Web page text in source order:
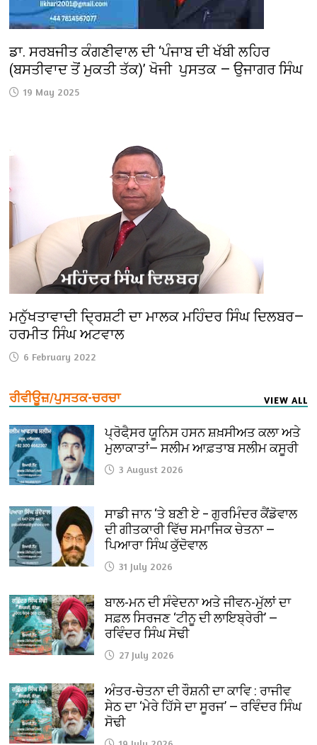
ਡਾ. ਸਰਬਜੀਤ ਕੰਗਣੀਵਾਲ ਦੀ ‘ਪੰਜਾਬ ਦੀ ਖੱਬੀ ਲਹਿਰ
(ਬਸਤੀਵਾਦ ਤੋਂ ਮੁਕਤੀ ਤੱਕ)’ ਖੋਜੀ ਪੁਸਤਕ — ਉਜਾਗਰ ਸਿੰਘ
19 May 2025
ਮਨੁੱਖਤਾਵਾਦੀ ਦ੍ਰਿਸ਼ਟੀ ਦਾ ਮਾਲਕ ਮਹਿੰਦਰ ਸਿੰਘ ਦਿਲਬਰ—
ਹਰਮੀਤ ਸਿੰਘ ਅਟਵਾਲ
6 February 2022
ਰੀਵੀਊਜ਼/ਪੁਸਤਕ-ਚਰਚਾ VIEW ALL
ਪ੍ਰੋਫੈ਼ਸਰ ਯੂਨਿਸ ਹਸਨ ਸ਼ਖ਼ਸੀਅਤ ਕਲਾ ਅਤੇ
ਮੁਲਾਕਾਤਾਂ— ਸਲੀਮ ਆਫ਼ਤਾਬ ਸਲੀਮ ਕਸੂਰੀ
3 August 2026
ਸਾਡੀ ਜਾਨ ‘ਤੇ ਬਣੀ ਏ – ਗੁਰਮਿੰਦਰ ਕੈਂਡੋਵਾਲ
ਦੀ ਗੀਤਕਾਰੀ ਵਿੱਚ ਸਮਾਜਿਕ ਚੇਤਨਾ —
ਪਿਆਰਾ ਸਿੰਘ ਕੁੱਦੋਵਾਲ
31 July 2026
ਬਾਲ-ਮਨ ਦੀ ਸੰਵੇਦਨਾ ਅਤੇ ਜੀਵਨ-ਮੁੱਲਾਂ ਦਾ
ਸਫ਼ਲ ਸਿਰਜਣ ‘ਟੀਨੂ ਦੀ ਲਾਇਬ੍ਰੇਰੀ’ —
ਰਵਿੰਦਰ ਸਿੰਘ ਸੋਢੀ
27 July 2026
ਅੰਤਰ-ਚੇਤਨਾ ਦੀ ਰੌਸ਼ਨੀ ਦਾ ਕਾਵਿ : ਰਾਜੀਵ
ਸੇਠ ਦਾ ‘ਮੇਰੇ ਹਿੱਸੇ ਦਾ ਸੂਰਜ’ — ਰਵਿੰਦਰ ਸਿੰਘ
ਸੋਢੀ